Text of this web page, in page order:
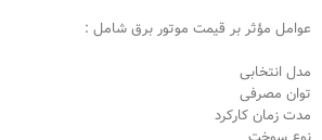
عوامل مؤثر بر قیمت موتور برق شامل :
مدل انتخابی
توان مصرفی
مدت زمان کارکرد